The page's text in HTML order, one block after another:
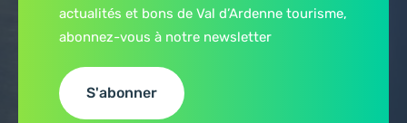
actualités et bons de Val d’Ardenne tourisme,
abonnez-vous à notre newsletter
S'abonner